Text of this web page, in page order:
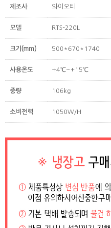
제조사 와이오티
모델 RTS-220L
크기(mm) 500*670*1740
사용온도 +4℃~+15℃
중량 106kg
소비전력 1050W/H